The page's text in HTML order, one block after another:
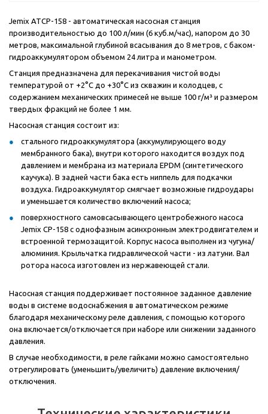
Jemix ATCP-158 - автоматическая насосная станция
производительностью до 100 л/мин (6 куб.м/час), напором до 30
метров, максимальной глубиной всасывания до 8 метров, с баком-
гидроаккумулятором объемом 24 литра и манометром.
Станция предназначена для перекачивания чистой воды
температурой от +2°С до +30°С из скважин и колодцев, с
содержанием механических примесей не выше 100 г/м³ и размером
твердых фракций не более 1 мм.
Насосная станция состоит из:
стального гидроаккумулятора (аккумулирующего воду
мембранного бака), внутри которого находится воздух под
давлением и мембрана из материала EPDM (синтетического
каучука). В задней части бака есть ниппель для подкачки
воздуха. Гидроаккумулятор смягчает возможные гидроудары
и уменьшается количество включений насоса;
поверхностного самовсасывающего центробежного насоса
Jemix CP-158 с однофазным асинхронным электродвигателем и
встроенной термозащитой. Корпус насоса выполнен из чугуна/
алюминия. Крыльчатка гидравлической части - из латуни. Вал
ротора насоса изготовлен из нержавеющей стали.
Насосная станция поддерживает постоянное заданное давление
воды в системе водоснабжения в автоматическом режиме
благодаря механическому реле давления, с помощью которого
она включается/отключается при наборе или снижении заданного
давления.
В случае необходимости, в реле гайками можно самостоятельно
отрегулировать (уменьшить/увеличить) давление включения/
отключения.